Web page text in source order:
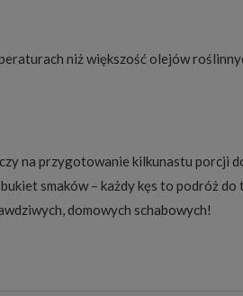
niż większość olejów
na przygotowanie kilkunastu porcji
smaków – każdy kęs to podróż
domowych schabowych!